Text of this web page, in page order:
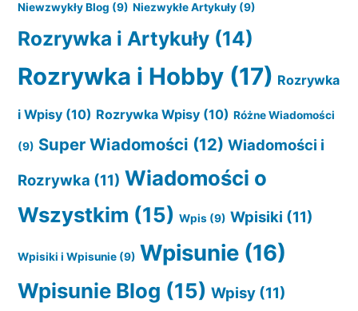
Niewzwykły Blog (9) Niezwykłe Artykuły (9)
Rozrywka i Artykuły (14)
Rozrywka i Hobby (17) Rozrywka
i Wpisy (10) Rozrywka Wpisy (10) Różne Wiadomości
(9) Super Wiadomości (12) Wiadomości i
Rozrywka (11) Wiadomości o
Wszystkim (15) Wpis (9) Wpisiki (11)
Wpisiki i Wpisunie (9) Wpisunie (16)
Wpisunie Blog (15) Wpisy (11)